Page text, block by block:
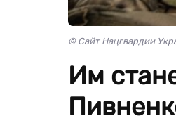
© Сайт Нацгвардии
Им